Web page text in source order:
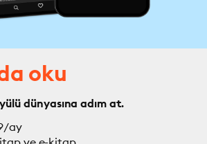
oku
dünyasına adım at.
ay